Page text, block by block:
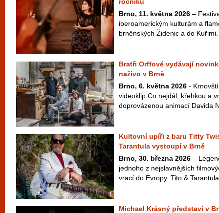
Brno, 11. května 2026 –
iberoamerickým kulturám a
brněnských Židenic a do
Bratři Orffové vydávají
naživo v Brně
Brno, 6. května 2026 -
videoklip Co nejdál, křehkou a
doprovázenou animací Davida
Kultovní upíři z baru Titty
Tarantula vystoupí v Brně
Brno, 30. března 2026 –
jednoho z nejslavnějších
vrací do Evropy. Tito &
Michael Krásný představí v